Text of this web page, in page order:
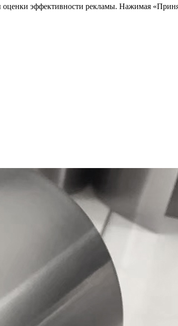
эффективности рекламы. Нажимая